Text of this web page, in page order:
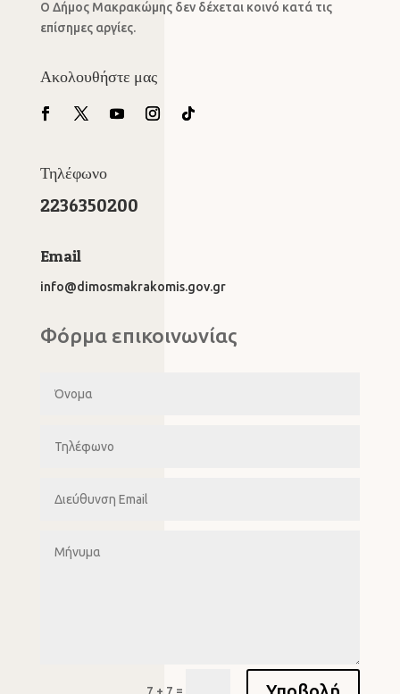
Ο Δήμος Μακρακώμης δεν δέχεται κοινό κατά τις
επίσημες αργίες.
Ακολουθήστε μας
Τηλέφωνο
2236350200
Email
info@dimosmakrakomis.gov.gr
Φόρμα επικοινωνίας
=